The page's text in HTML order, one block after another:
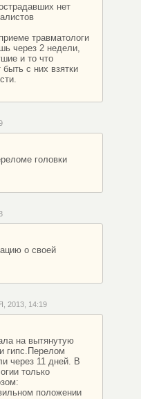
нет
травматологи
через 2 недели,
и то что
с них взятки
головки
о своей
2013, 14:19
на вытянутую
гипс.Перелом
через 11 дней. В
только
положении